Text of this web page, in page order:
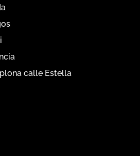
calle Estella